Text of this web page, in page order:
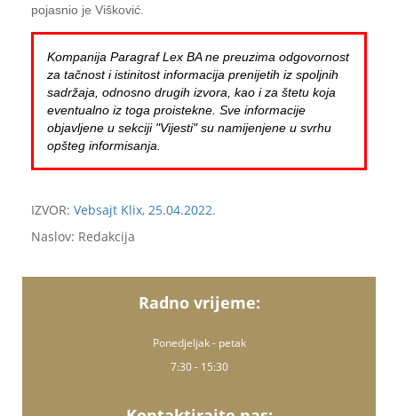
pojasnio je Višković.
Kompanija Paragraf Lex BA ne preuzima odgovornost
za tačnost i istinitost informacija prenijetih iz spoljnih
sadržaja, odnosno drugih izvora, kao i za štetu koja
eventualno iz toga proistekne. Sve informacije
objavljene u sekciji "Vijesti" su namijenjene u svrhu
opšteg informisanja.
IZVOR: Vebsajt Klix, 25.04.2022.
Naslov: Redakcija
Radno vrijeme:
Ponedjeljak - petak
7:30 - 15:30